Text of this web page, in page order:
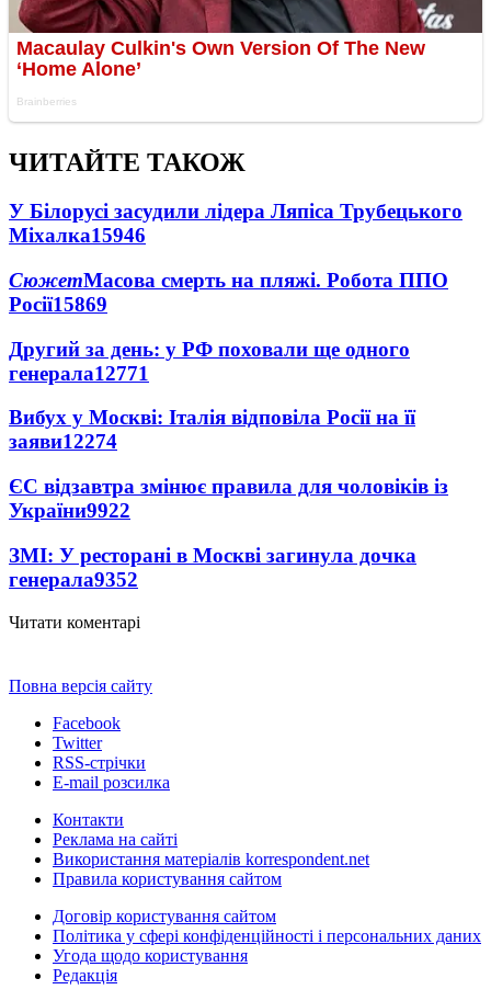
ЧИТАЙТЕ ТАКОЖ
У Білорусі засудили лідера Ляпіса Трубецького
Міхалка15946
СюжетМасова смерть на пляжі. Робота ППО
Росії15869
Другий за день: у РФ поховали ще одного
генерала12771
Вибух у Москві: Італія відповіла Росії на її
заяви12274
ЄС відзавтра змінює правила для чоловіків із
України9922
ЗМІ: У ресторані в Москві загинула дочка
генерала9352
Читати коментарі
Повна версія сайту
Facebook
Twitter
RSS-стрічки
E-mail розсилка
Контакти
Реклама на сайті
Використання матеріалів korrespondent.net
Правила користування сайтом
Договір користування сайтом
Політика у сфері конфіденційності і персональних даних
Угода щодо користування
Редакція